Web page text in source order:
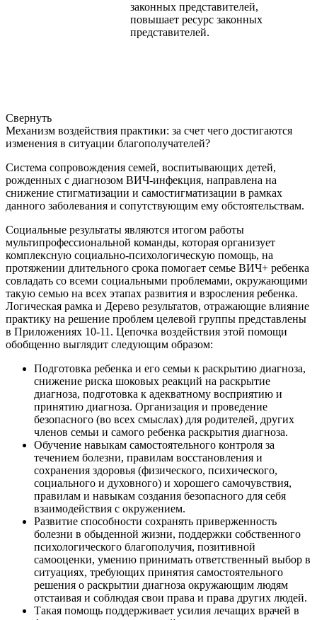
законных представителей,
повышает ресурс законных
представителей.
Свернуть
Механизм воздействия практики: за счет чего достигаются
изменения в ситуации благополучателей?
Система сопровождения семей, воспитывающих детей,
рожденных с диагнозом ВИЧ-инфекция, направлена на
снижение стигматизации и самостигматизации в рамках
данного заболевания и сопутствующим ему обстоятельствам.
Социальные результаты являются итогом работы
мультипрофессиональной команды, которая организует
комплексную социально-психологическую помощь, на
протяжении длительного срока помогает семье ВИЧ+ ребенка
совладать со всеми социальными проблемами, окружающими
такую семью на всех этапах развития и взросления ребенка.
Логическая рамка и Дерево результатов, отражающие влияние
практику на решение проблем целевой группы представлены
в Приложениях 10-11. Цепочка воздействия этой помощи
обобщенно выглядит следующим образом:
Подготовка ребенка и его семьи к раскрытию диагноза,
снижение риска шоковых реакций на раскрытие
диагноза, подготовка к адекватному восприятию и
принятию диагноза. Организация и проведение
безопасного (во всех смыслах) для родителей, других
членов семьи и самого ребенка раскрытия диагноза.
Обучение навыкам самостоятельного контроля за
течением болезни, правилам восстановления и
сохранения здоровья (физического, психического,
социального и духовного) и хорошего самочувствия,
правилам и навыкам создания безопасного для себя
взаимодействия с окружением.
Развитие способности сохранять приверженность
болезни в обыденной жизни, поддержки собственного
психологического благополучия, позитивной
самооценки, умению принимать ответственный выбор в
ситуациях, требующих принятия самостоятельного
решения о раскрытии диагноза окружающим людям
отстаивая и соблюдая свои права и права других людей.
Такая помощь поддерживает усилия лечащих врачей в